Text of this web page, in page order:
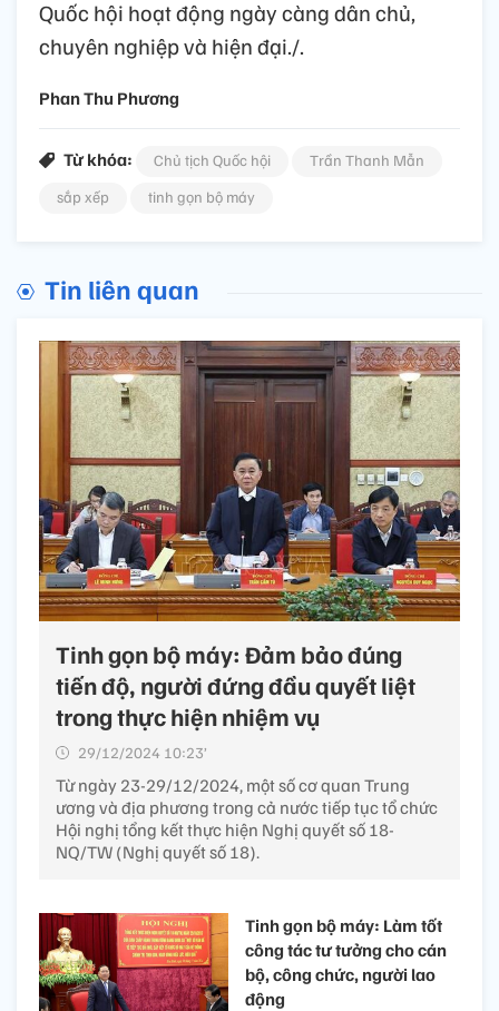
Quốc hội hoạt động ngày càng dân chủ,
chuyên nghiệp và hiện đại./.
Phan Thu Phương
Từ khóa: Chủ tịch Quốc hội
Trần Thanh Mẫn
sắp xếp
tinh gọn bộ máy
Tin liên quan
Tinh gọn bộ máy: Đảm bảo đúng
tiến độ, người đứng đầu quyết liệt
trong thực hiện nhiệm vụ
29/12/2024 10:23’
Từ ngày 23-29/12/2024, một số cơ quan Trung
ương và địa phương trong cả nước tiếp tục tổ chức
Hội nghị tổng kết thực hiện Nghị quyết số 18-
NQ/TW (Nghị quyết số 18).
Tinh gọn bộ máy: Làm tốt
công tác tư tưởng cho cán
bộ, công chức, người lao
động